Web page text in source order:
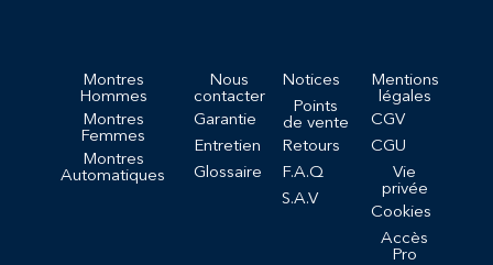
Montres
Hommes
Montres
Femmes
Montres
Automatiques
Nous
contacter
Garantie
Entretien
Glossaire
Notices
Points
de vente
Retours
F.A.Q
S.A.V
Mentions
légales
CGV
CGU
Vie
privée
Cookies
Accès
Pro